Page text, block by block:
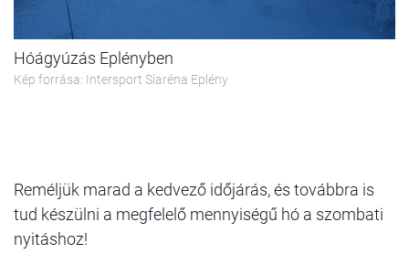
Hóágyúzás Eplényben
Kép forrása: Intersport Síaréna Eplény
Reméljük marad a kedvező időjárás, és továbbra is
tud készülni a megfelelő mennyiségű hó a szombati
nyitáshoz!